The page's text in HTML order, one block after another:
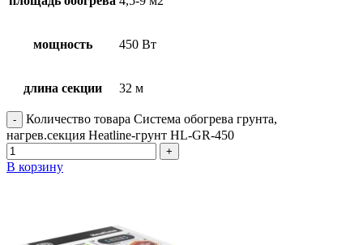
мощность 450 Вт
длина секции 32 м
Количество товара Система обогрева грунта,
нагрев.секция Heatline-грунт HL-GR-450
В корзину